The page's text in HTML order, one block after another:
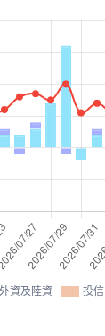
外資及陸資 投信